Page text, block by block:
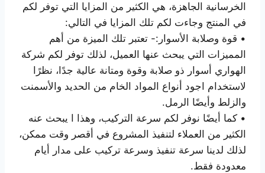
الخرسانية الجاهزة، هي الكثير من المزايا التي توفر لكم
في المنتج وجاءت لكم تلك المزايا في التالي:
• قوة وصلابة الأسوار:- تعتبر تلك الميزة من أهم
المميزات التي يبحث عنها العميل، لذلك توفر لكم شركة
الهواري أسوار ذو صلابة وقوة ومتانة عالية جدًا، نظرًا
لاستخدام اجود أنواع المواد الخام من الحديد والأسمنت
والزلط وأيضًا الرمل.
• كما أيضًا نوفر لكم سرعة التركيب، وهذا ا يبحث عنه
الكثير من العملاء لتنفيذ المشروع في أقصر وقت ممكن،
لذلك لدينا سرعة تنفيذ وسرعة تركيب على مدار أيام
معدودة فقط.